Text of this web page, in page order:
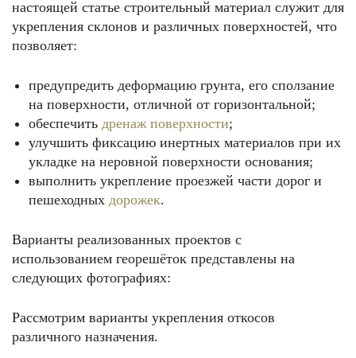
настоящей статье строительный материал служит для
укрепления склонов и различных поверхностей, что
позволяет:
предупредить деформацию грунта, его сползание
на поверхности, отличной от горизонтальной;
обеспечить дренаж поверхности;
улучшить фиксацию инертных материалов при их
укладке на неровной поверхности основания;
выполнить укрепление проезжей части дорог и
пешеходных дорожек.
Варианты реализованных проектов с
использованием георешёток представлены на
следующих фотографиях:
Рассмотрим варианты укрепления откосов
различного назначения.